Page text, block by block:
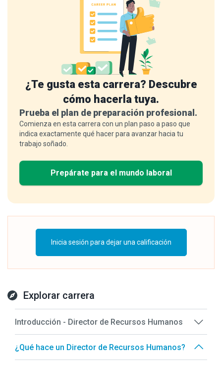
¿Te gusta esta carrera? Descubre
cómo hacerla tuya.
Prueba el plan de preparación profesional.
Comienza en esta carrera con un plan paso a paso que
indica exactamente qué hacer para avanzar hacia tu
trabajo soñado.
Prepárate para el mundo laboral
Inicia sesión para dejar una calificación
Explorar carrera
Introducción - Director de Recursos Humanos
¿Qué hace un Director de Recursos Humanos?